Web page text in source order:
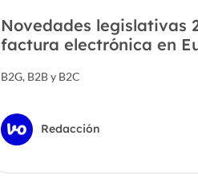
Novedades legislativas
factura electrónica en
B2G, B2B y B2C
Redacción